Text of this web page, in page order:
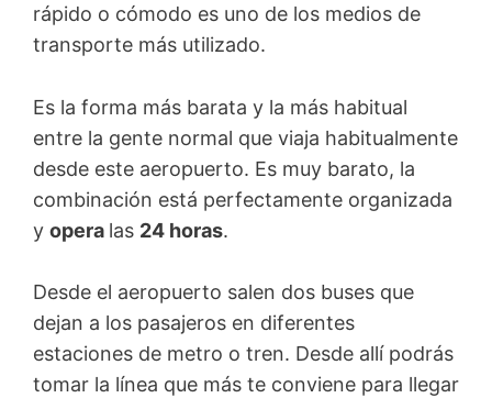
rápido o cómodo es uno de los medios de
transporte más utilizado.
Es la forma más barata y la más habitual
entre la gente normal que viaja habitualmente
desde este aeropuerto. Es muy barato, la
combinación está perfectamente organizada
y opera las 24 horas.
Desde el aeropuerto salen dos buses que
dejan a los pasajeros en diferentes
estaciones de metro o tren. Desde allí podrás
tomar la línea que más te conviene para llegar